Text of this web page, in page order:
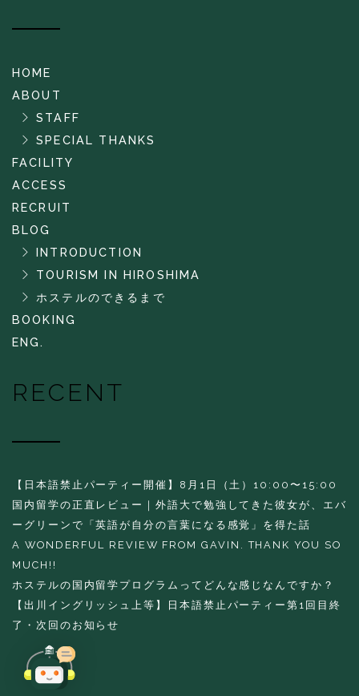
HOME
ABOUT
STAFF
SPECIAL THANKS
FACILITY
ACCESS
RECRUIT
BLOG
INTRODUCTION
TOURISM IN HIROSHIMA
ホステルのできるまで
BOOKING
ENG.
RECENT
【日本語禁止パーティー開催】8月1日（土）10:00〜15:00
国内留学の正直レビュー｜外語大で勉強してきた彼女が、エバ
ーグリーンで「英語が自分の言葉になる感覚」を得た話
A WONDERFUL REVIEW FROM GAVIN. THANK YOU SO
MUCH!!
ホステルの国内留学プログラムってどんな感じなんですか？
【出川イングリッシュ上等】日本語禁止パーティー第1回目終
了・次回のお知らせ